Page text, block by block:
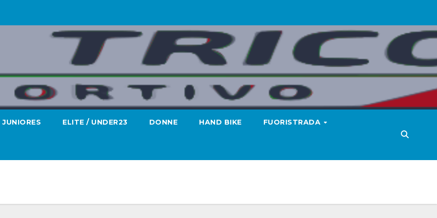
JUNIORES ELITE / UNDER23 DONNE HAND BIKE FUORISTRADA